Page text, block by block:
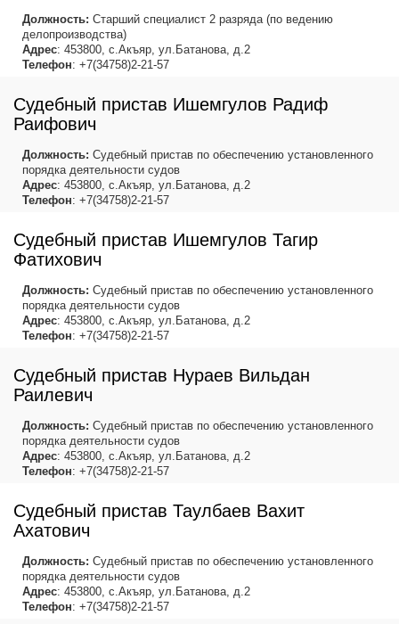
Должность: Старший специалист 2 разряда (по ведению
делопроизводства)
Адрес: 453800, с.Акъяр, ул.Батанова, д.2
Телефон: +7(34758)2-21-57
Судебный пристав Ишемгулов Радиф
Раифович
Должность: Судебный пристав по обеспечению установленного
порядка деятельности судов
Адрес: 453800, с.Акъяр, ул.Батанова, д.2
Телефон: +7(34758)2-21-57
Судебный пристав Ишемгулов Тагир
Фатихович
Должность: Судебный пристав по обеспечению установленного
порядка деятельности судов
Адрес: 453800, с.Акъяр, ул.Батанова, д.2
Телефон: +7(34758)2-21-57
Судебный пристав Нураев Вильдан
Раилевич
Должность: Судебный пристав по обеспечению установленного
порядка деятельности судов
Адрес: 453800, с.Акъяр, ул.Батанова, д.2
Телефон: +7(34758)2-21-57
Судебный пристав Таулбаев Вахит
Ахатович
Должность: Судебный пристав по обеспечению установленного
порядка деятельности судов
Адрес: 453800, с.Акъяр, ул.Батанова, д.2
Телефон: +7(34758)2-21-57